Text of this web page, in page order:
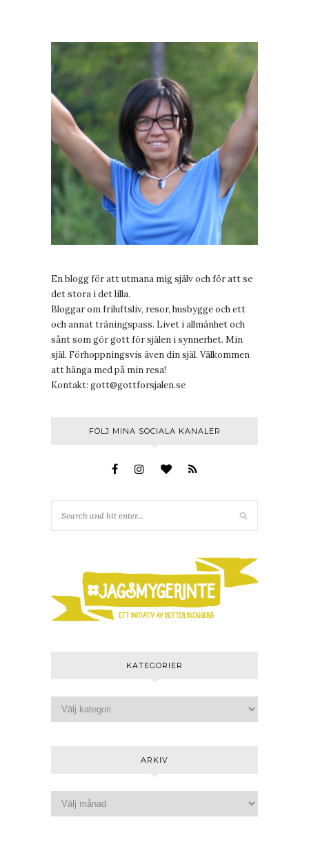
En blogg för att utmana mig själv och för att se
det stora i det lilla.
Bloggar om friluftsliv, resor, husbygge och ett
och annat träningspass. Livet i allmänhet och
sånt som gör gott för själen i synnerhet. Min
själ. Förhoppningsvis även din själ. Välkommen
att hänga med på min resa!
Kontakt: gott@gottforsjalen.se
FÖLJ MINA SOCIALA KANALER
KATEGORIER
ARKIV